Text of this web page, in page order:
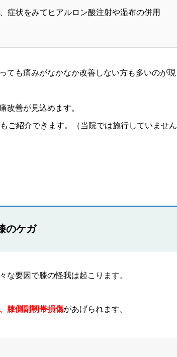
症状をみてヒアルロン酸注射や湿布の併用
ても痛みがなかなか改善しない方も多いのが現
改善が見込めます。
ご紹介できます。（当院では施行していません
のケガ
な要因で膝の怪我は起こります。
膝側副靭帯損傷があげられます。